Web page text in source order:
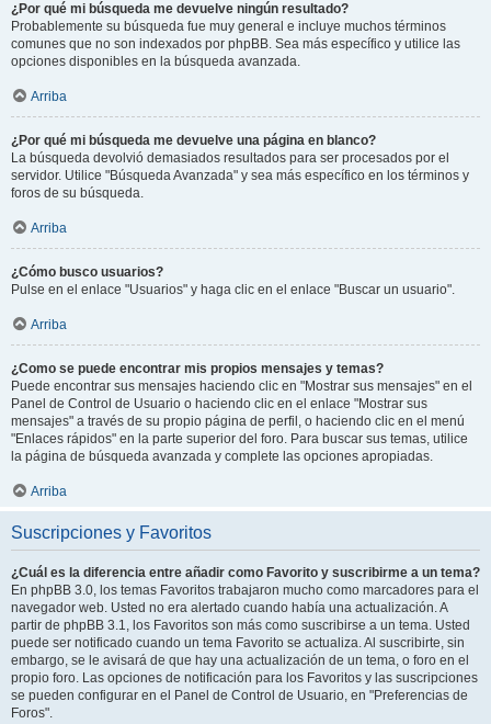
¿Por qué mi búsqueda me devuelve ningún resultado?
Probablemente su búsqueda fue muy general e incluye muchos términos
comunes que no son indexados por phpBB. Sea más específico y utilice las
opciones disponibles en la búsqueda avanzada.
Arriba
¿Por qué mi búsqueda me devuelve una página en blanco?
La búsqueda devolvió demasiados resultados para ser procesados por el
servidor. Utilice "Búsqueda Avanzada" y sea más específico en los términos y
foros de su búsqueda.
Arriba
¿Cómo busco usuarios?
Pulse en el enlace "Usuarios" y haga clic en el enlace "Buscar un usuario".
Arriba
¿Como se puede encontrar mis propios mensajes y temas?
Puede encontrar sus mensajes haciendo clic en "Mostrar sus mensajes" en el
Panel de Control de Usuario o haciendo clic en el enlace "Mostrar sus
mensajes" a través de su propio página de perfil, o haciendo clic en el menú
"Enlaces rápidos" en la parte superior del foro. Para buscar sus temas, utilice
la página de búsqueda avanzada y complete las opciones apropiadas.
Arriba
Suscripciones y Favoritos
¿Cuál es la diferencia entre añadir como Favorito y suscribirme a un tema?
En phpBB 3.0, los temas Favoritos trabajaron mucho como marcadores para el
navegador web. Usted no era alertado cuando había una actualización. A
partir de phpBB 3.1, los Favoritos son más como suscribirse a un tema. Usted
puede ser notificado cuando un tema Favorito se actualiza. Al suscribirte, sin
embargo, se le avisará de que hay una actualización de un tema, o foro en el
propio foro. Las opciones de notificación para los Favoritos y las suscripciones
se pueden configurar en el Panel de Control de Usuario, en "Preferencias de
Foros".